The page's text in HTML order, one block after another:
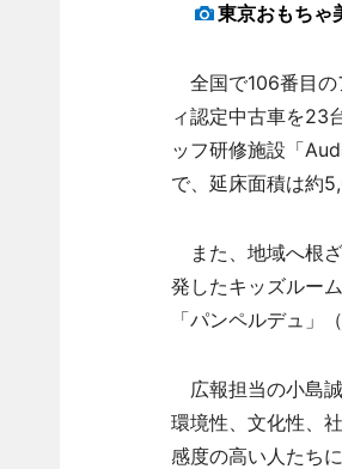
東京おもちゃ
全国で106番目の
ィ認定中古車を23
ッフ研修施設「
で、延床面積は約
また、地域へ根
発したキッズルー
「パンペルデュ」
広報担当の小島
環境性、文化性、
感度の高い人たち